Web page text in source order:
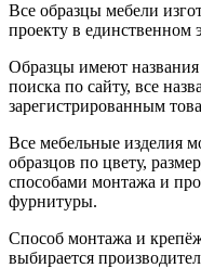
Все образцы мебели
проекту в единственном
Образцы имеют названия
поиска по сайту, все
зарегистрированным
Все мебельные изделия
образцов по цвету,
способами монтажа и
фурнитуры.
Способ монтажа и
выбирается